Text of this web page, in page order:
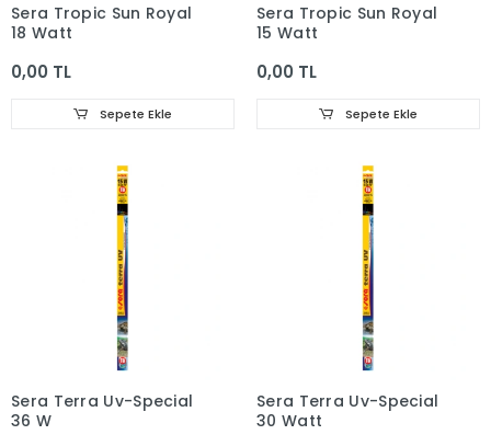
Sera Tropic Sun Royal
18 Watt
0,00 TL
Sepete Ekle
Sera Tropic Sun Royal
15 Watt
0,00 TL
Sepete Ekle
Sera Terra Uv-Special
36 W
Sera Terra Uv-Special
30 Watt